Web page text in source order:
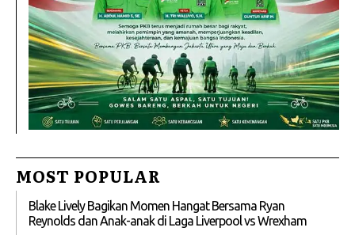
MOST POPULAR
Blake Lively Bagikan Momen Hangat Bersama Ryan
Reynolds dan Anak-anak di Laga Liverpool vs Wrexham